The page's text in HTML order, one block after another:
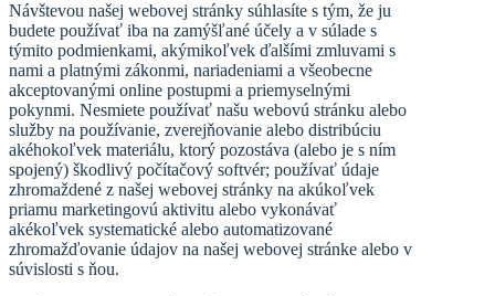
Návštevou našej webovej stránky súhlasíte s tým, že ju
budete používať iba na zamýšľané účely a v súlade s
týmito podmienkami, akýmikoľvek ďalšími zmluvami s
nami a platnými zákonmi, nariadeniami a všeobecne
akceptovanými online postupmi a priemyselnými
pokynmi. Nesmiete používať našu webovú stránku alebo
služby na používanie, zverejňovanie alebo distribúciu
akéhokoľvek materiálu, ktorý pozostáva (alebo je s ním
spojený) škodlivý počítačový softvér; používať údaje
zhromaždené z našej webovej stránky na akúkoľvek
priamu marketingovú aktivitu alebo vykonávať
akékoľvek systematické alebo automatizované
zhromažďovanie údajov na našej webovej stránke alebo v
súvislosti s ňou.